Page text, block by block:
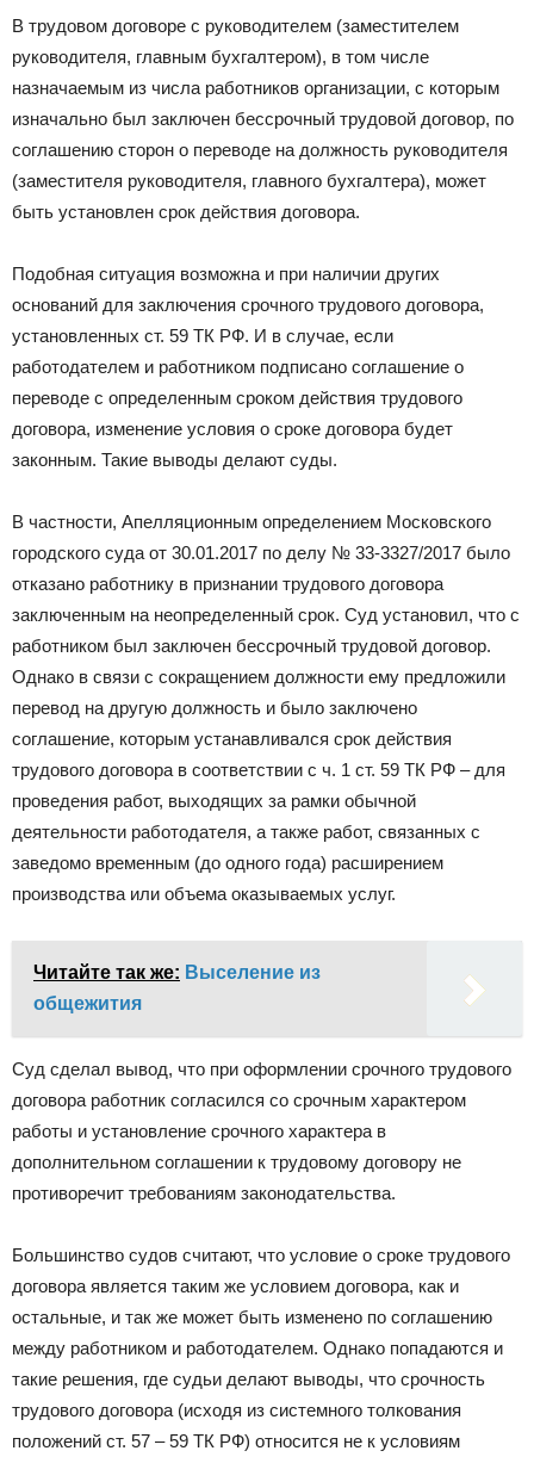
В трудовом договоре с руководителем (заместителем
руководителя, главным бухгалтером), в том числе
назначаемым из числа работников организации, с которым
изначально был заключен бессрочный трудовой договор, по
соглашению сторон о переводе на должность руководителя
(заместителя руководителя, главного бухгалтера), может
быть установлен срок действия договора.
Подобная ситуация возможна и при наличии других
оснований для заключения срочного трудового договора,
установленных ст. 59 ТК РФ. И в случае, если
работодателем и работником подписано соглашение о
переводе с определенным сроком действия трудового
договора, изменение условия о сроке договора будет
законным. Такие выводы делают суды.
В частности, Апелляционным определением Московского
городского суда от 30.01.2017 по делу № 33-3327/2017 было
отказано работнику в признании трудового договора
заключенным на неопределенный срок. Суд установил, что с
работником был заключен бессрочный трудовой договор.
Однако в связи с сокращением должности ему предложили
перевод на другую должность и было заключено
соглашение, которым устанавливался срок действия
трудового договора в соответствии с ч. 1 ст. 59 ТК РФ – для
проведения работ, выходящих за рамки обычной
деятельности работодателя, а также работ, связанных с
заведомо временным (до одного года) расширением
производства или объема оказываемых услуг.
Читайте так же: Выселение из
общежития
Суд сделал вывод, что при оформлении срочного трудового
договора работник согласился со срочным характером
работы и установление срочного характера в
дополнительном соглашении к трудовому договору не
противоречит требованиям законодательства.
Большинство судов считают, что условие о сроке трудового
договора является таким же условием договора, как и
остальные, и так же может быть изменено по соглашению
между работником и работодателем. Однако попадаются и
такие решения, где судьи делают выводы, что срочность
трудового договора (исходя из системного толкования
положений ст. 57 – 59 ТК РФ) относится не к условиям